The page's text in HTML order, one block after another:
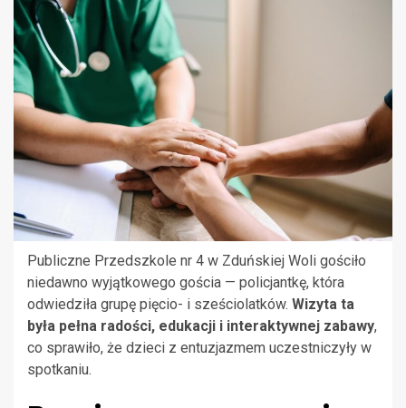
Publiczne Przedszkole nr 4 w Zduńskiej Woli gościło
niedawno wyjątkowego gościa — policjantkę, która
odwiedziła grupę pięcio- i sześciolatków. Wizyta ta
była pełna radości, edukacji i interaktywnej zabawy,
co sprawiło, że dzieci z entuzjazmem uczestniczyły w
spotkaniu.